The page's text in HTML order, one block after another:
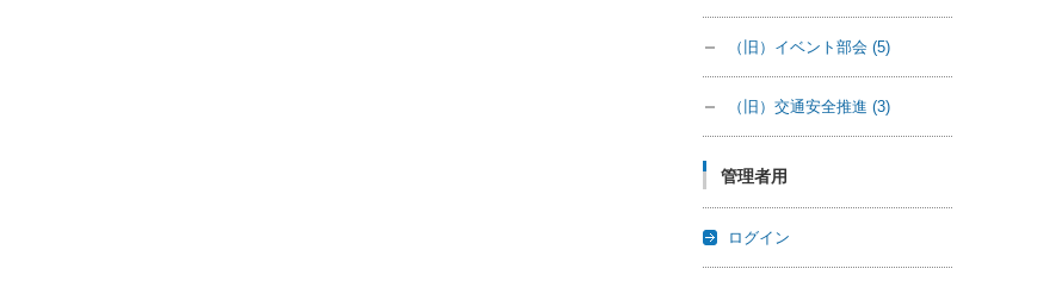
（旧）イベント部会(5)
（旧）交通安全推進(3)
管理者用
ログイン